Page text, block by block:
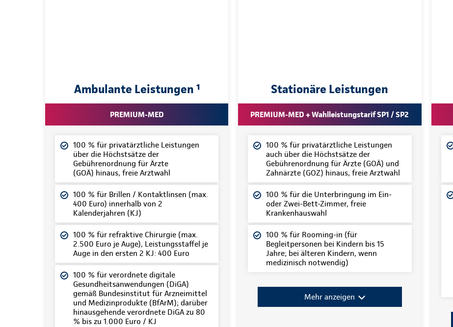
Ambulante Leistungen ¹
PREMIUM-MED
100 % für privatärztliche Leistungen
über die Höchstsätze der
Gebührenordnung für Ärzte
(GOÄ) hinaus, freie Arztwahl
100 % für Brillen / Kontaktlinsen (max.
400 Euro) innerhalb von 2
Kalenderjahren (KJ)
100 % für refraktive Chirurgie (max.
2.500 Euro je Auge), Leistungsstaffel je
Auge in den ersten 2 KJ: 400 Euro
100 % für verordnete digitale
Gesundheitsanwendungen (DiGA)
gemäß Bundesinstitut für Arzneimittel
und Medizinprodukte (BfArM); darüber
hinausgehende verordnete DiGA zu 80
% bis zu 1.000 Euro / KJ
Stationäre Leistungen
PREMIUM-MED + Wahlleistungstarif SP1 / SP2
100 % für privatärztliche Leistungen
auch über die Höchstsätze der
Gebührenordnung für Ärzte (GOÄ) und
Zahnärzte (GOZ) hinaus, freie Arztwahl
100 % für die Unterbringung im Ein-
oder Zwei-Bett-Zimmer, freie
Krankenhauswahl
100 % für Rooming-in (für
Begleitpersonen bei Kindern bis 15
Jahre; bei älteren Kindern, wenn
medizinisch notwendig)
Mehr anzeigen